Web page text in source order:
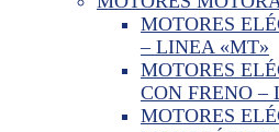
MOTORES
– LINEA «MT»
MOTORES
CON FRENO –
MOTORES